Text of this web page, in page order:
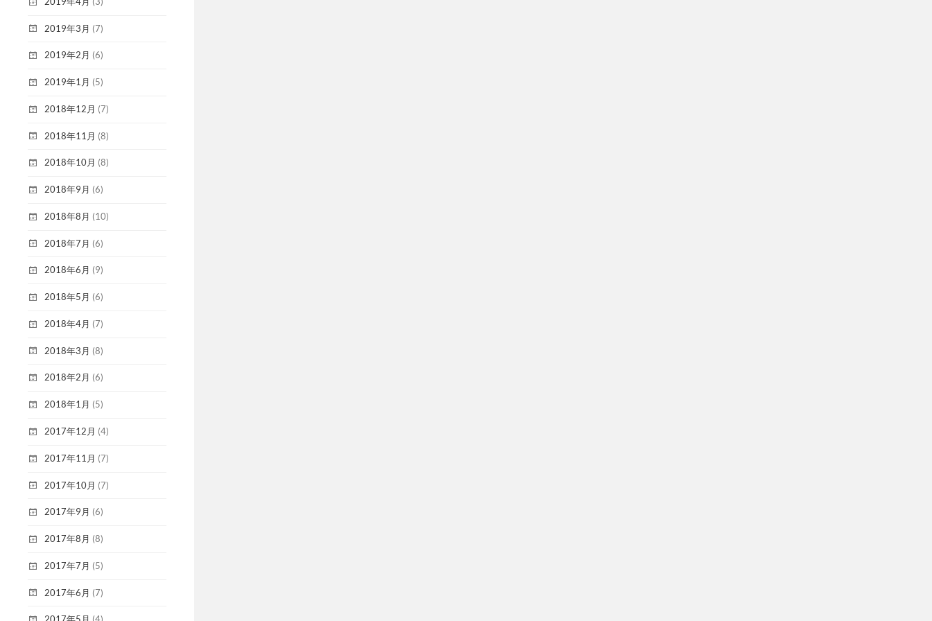
2019年3月 (7)
2019年2月 (6)
2019年1月 (5)
2018年12月 (7)
2018年11月 (8)
2018年10月 (8)
2018年9月 (6)
2018年8月 (10)
2018年7月 (6)
2018年6月 (9)
2018年5月 (6)
2018年4月 (7)
2018年3月 (8)
2018年2月 (6)
2018年1月 (5)
2017年12月 (4)
2017年11月 (7)
2017年10月 (7)
2017年9月 (6)
2017年8月 (8)
2017年7月 (5)
2017年6月 (7)